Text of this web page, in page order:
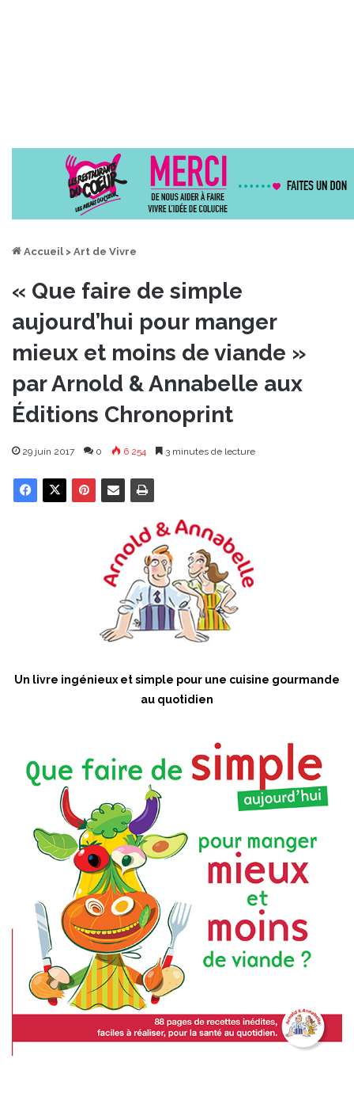
Accueil > Art de Vivre
« Que faire de simple
aujourd’hui pour manger
mieux et moins de viande »
par Arnold & Annabelle aux
Éditions Chronoprint
29 juin 2017 0 6 254 3 minutes de lecture
Un livre ingénieux et simple pour une cuisine gourmande
au quotidien